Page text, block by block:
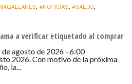
rondas médicas realizadas
Servicio de Salud de Magallanes,
San Gregorio financia rondas
tales como odontología,
y podología. Además, en
, #NOTICIAS, #SALUD,
a verificar etiquetado al comprar
de agosto de 2026 - 6:00
2026. Con motivo de la próxima
la...